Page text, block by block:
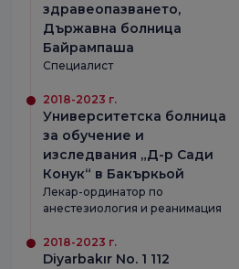
здравеопазването,
Държавна болница
Байрампаша
Специалист
2018-2023 г.
Университетска болница
за обучение и
изследвания „Д-р Сади
Конук“ в Бакъркьой
Лекар-ординатор по
анестезиология и реанимация
2018-2023 г.
Diyarbakır No. 1 112